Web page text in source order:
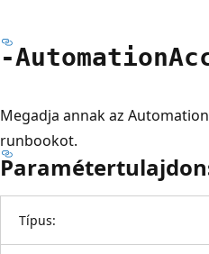
-Automation
Megadja annak az
runbookot.
Típus: